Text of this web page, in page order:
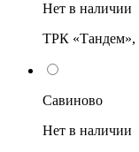
Нет в наличии
ТРК «Тандем»,
Савиново
Нет в наличии